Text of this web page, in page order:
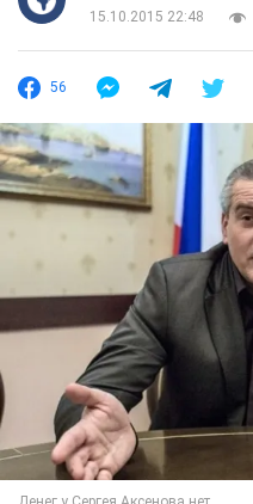
15.10.2015 22:48
56